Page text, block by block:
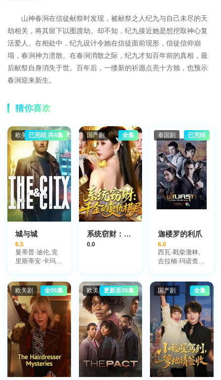
山神春涧在信徒献祭时发现，被献祭之人纪九与自己未尽的天
劫相关，将其留下以图渡劫。却不知，纪九接近她是想挖取神心复
活爱人。在相处中，纪九设计令她在信徒面前现形，信徒信仰崩
塌，春涧神力溃散。在春涧消散之际，纪九才知百年前的真相，最
后献祭自身消失于世。百年后，一缕新的祈愿点亮十方烛，也预示
春涧迎来新生。
猜你喜欢
欧美剧已完结 共4集
城与城
6.5
曼蒂普·迪伦,克
里斯蒂安·卡玛
国产剧 全集
系统窃财：千金的复仇棋局
0.0
泰国剧 已完结
迦楼罗的利爪
6.0
西瓦·戳柴澈林,
吉拉楠·玛诺查
婉帕努楚克
欧美剧 全06集 欧美剧更新至06集 国产剧 全集